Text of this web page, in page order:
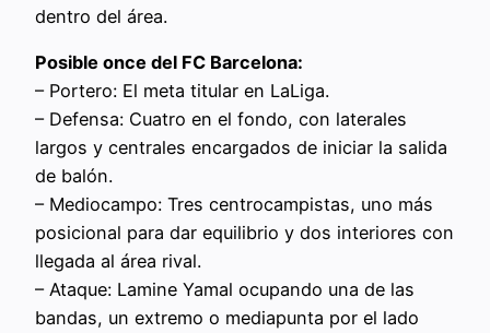
dentro del área.
Posible once del FC Barcelona:
– Portero: El meta titular en LaLiga.
– Defensa: Cuatro en el fondo, con laterales
largos y centrales encargados de iniciar la salida
de balón.
– Mediocampo: Tres centrocampistas, uno más
posicional para dar equilibrio y dos interiores con
llegada al área rival.
– Ataque: Lamine Yamal ocupando una de las
bandas, un extremo o mediapunta por el lado